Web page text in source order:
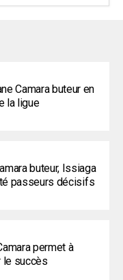
Camara buteur en
la ligue
buteur, Issiaga
passeurs décisifs
permet à
le succès